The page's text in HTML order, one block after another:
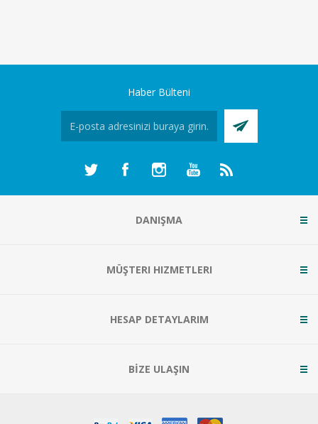
Haber Bülteni
DANIŞMA
MÜŞTERI HIZMETLERI
HESAP DETAYLARIM
BİZE ULAŞIN